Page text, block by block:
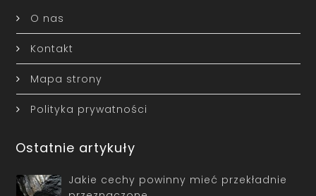
O nas
Kontakt
Mapa strony
Polityka prywatności
Ostatnie artykuły
Jakie cechy powinny mieć przekładnie